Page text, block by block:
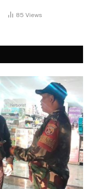
85 Views